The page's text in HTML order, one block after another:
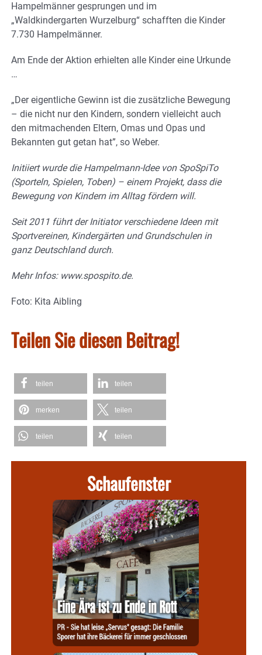
Hampelmänner gesprungen und im
„Waldkindergarten Wurzelburg“ schafften die Kinder
7.730 Hampelmänner.
Am Ende der Aktion erhielten alle Kinder eine Urkunde
…
„Der eigentliche Gewinn ist die zusätzliche Bewegung
– die nicht nur den Kindern, sondern vielleicht auch
den mitmachenden Eltern, Omas und Opas und
Bekannten gut getan hat”, so Weber.
Initiiert wurde die Hampelmann-Idee von SpoSpiTo
(Sporteln, Spielen, Toben) – einem Projekt, dass die
Bewegung von Kindern im Alltag fördern will.
Seit 2011 führt der Initiator verschiedene Ideen mit
Sportvereinen, Kindergärten und Grundschulen in
ganz Deutschland durch.
Mehr Infos: www.spospito.de.
Foto: Kita Aibling
Teilen Sie diesen Beitrag!
teilen teilen
merken teilen
teilen teilen
Schaufenster